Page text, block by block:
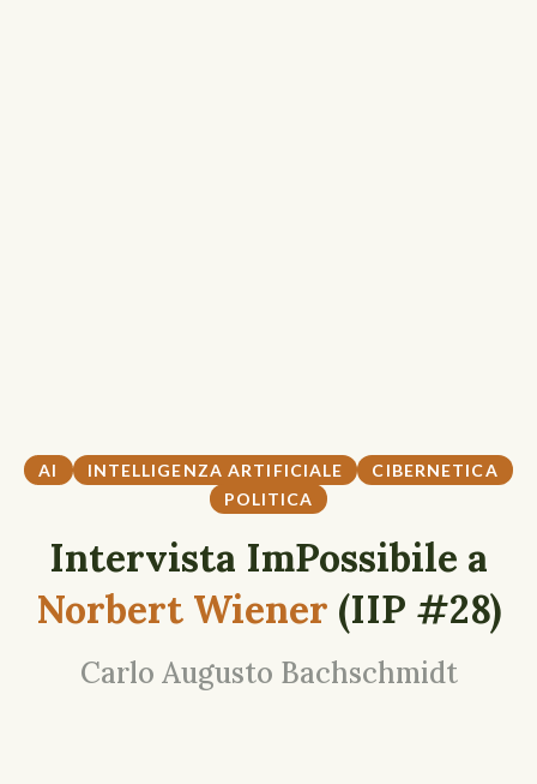
AI INTELLIGENZA ARTIFICIALE
CIBERNETICA
POLITICA
Intervista ImPossibile a
Norbert Wiener (IIP #28)
Carlo Augusto Bachschmidt